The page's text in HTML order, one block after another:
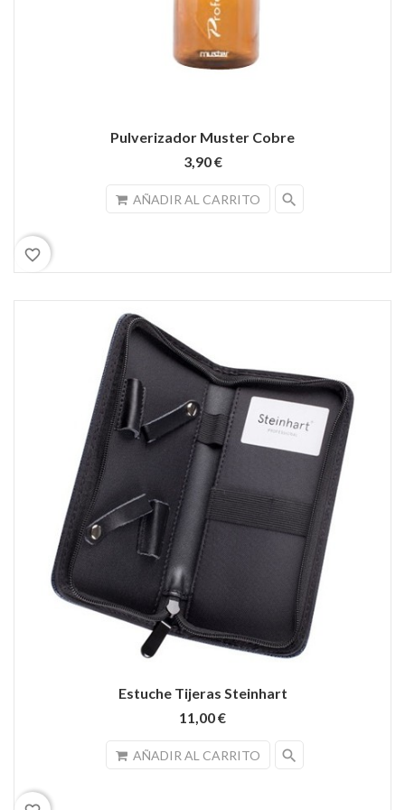
Pulverizador Muster Cobre
3,90 €
AÑADIR AL CARRITO search
favorite_border
Estuche Tijeras Steinhart
11,00 €
AÑADIR AL CARRITO search